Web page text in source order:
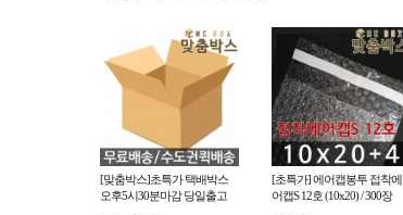
[맞춤박스]초특가 택배박스
오후5시30분마감 당일출고
[초특가] 에어캡봉투 접착에
어캡S 12호 (10x20) / 300장